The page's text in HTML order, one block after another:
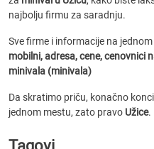
najbolju firmu za saradnju.
Sve firme i informacije na
mobilni, adresa, cene, cenovnici
minivala (minivala)
Da skratimo priču, konačno
jednom mestu, zato pravo Užice.